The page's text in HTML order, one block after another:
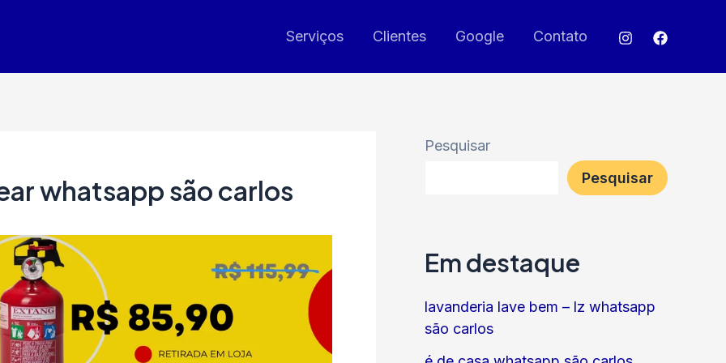
Serviços Clientes Google Contato
whatsapp são carlos
Pesquisar
Pesquisar
Em destaque
lavanderia lave bem – lz whatsapp
são carlos